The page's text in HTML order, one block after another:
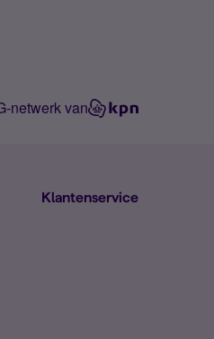
netwerk van
Klantenservice